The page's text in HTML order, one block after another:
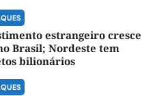
estrangeiro cresce
Brasil; Nordeste tem
bilionários